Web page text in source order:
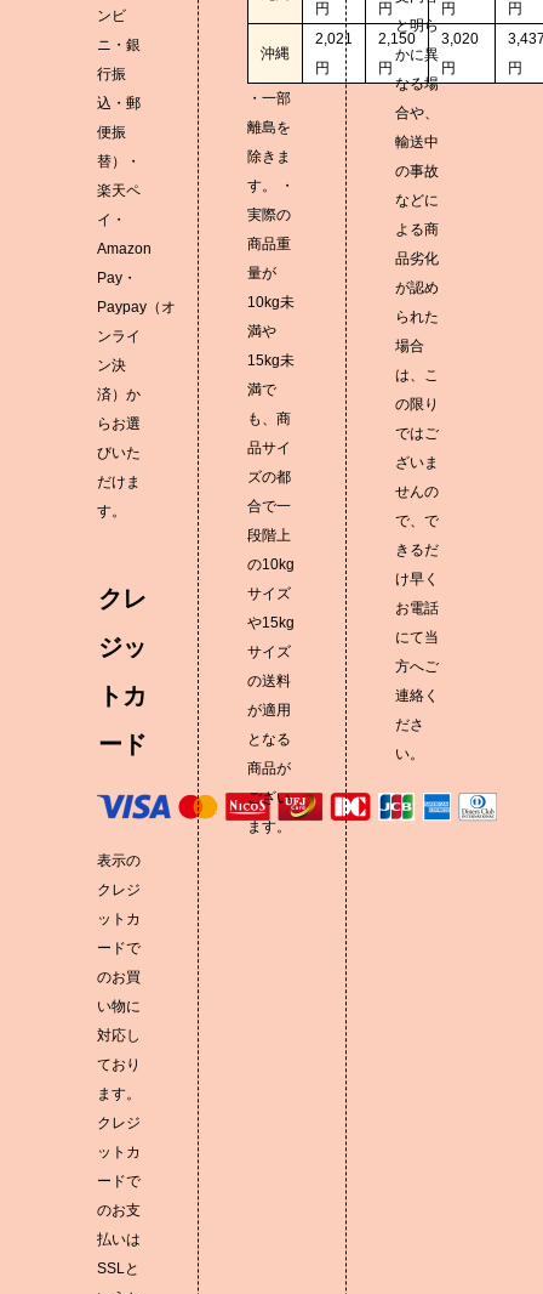
ンビ
ニ・銀
行振
込・郵
便振
替）・
楽天ペ
イ・
Amazon
Pay・
Paypay（オ
ンライ
ン決
済）か
らお選
びいた
だけま
す。
クレ
ジッ
トカ
ード
表示の
クレジ
ットカ
ードで
のお買
い物に
対応し
ており
ます。
クレジ
ットカ
ードで
のお支
払いは
SSLと
円
円 円 円
沖縄
2,021
円
2,150
円
3,020
円
円
・一部
離島を
除きま
す。 ・
実際の
商品重
量が
10kg未
満や
15kg未
満で
も、商
品サイ
ズの都
合で一
段階上
の10kg
サイズ
や15kg
サイズ
の送料
が適用
となる
商品が
ござい
ます。
と明ら
かに異
なる場
合や、
輸送中
の事故
などに
よる商
品劣化
が認め
られた
場合
は、こ
の限り
ではご
ざいま
せんの
で、で
きるだ
け早く
お電話
にて当
方へご
連絡く
ださ
い。